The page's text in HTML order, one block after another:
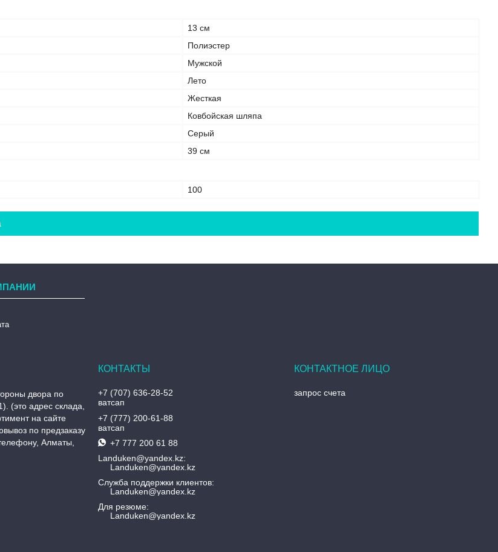
13 см
Полиэстер
Мужской
Лето
Жесткая
Ковбойская шляпа
Серый
39 см
100
двора по
(это адрес склада,
на сайте
по предзаказу
Алматы,
+7 (707) 636-28-52
ватсап
+7 (777) 200-61-88
ватсап
+7 777 200 61 88
Landuken@yandex.kz
Landuken@yandex.kz
Служба поддержки клиентов
Landuken@yandex.kz
Для резюме
Landuken@yandex.kz
запрос счета